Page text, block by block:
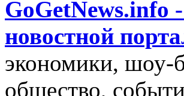
GoGetNews.info
новостной
экономики, шоу-
общество,